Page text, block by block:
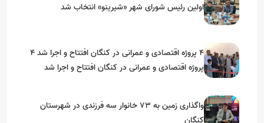
اولین رئیس شورای شهر «شیرینو» انتخاب شد
۴ پروژه اقتصادی و عمرانی در کنگان افتتاح و اجرا شد ۴
پروژه اقتصادی و عمرانی در کنگان افتتاح و اجرا شد
واگذاری زمین به ۷۳ خانوار سه فرزندی در شهرستان
کنگان